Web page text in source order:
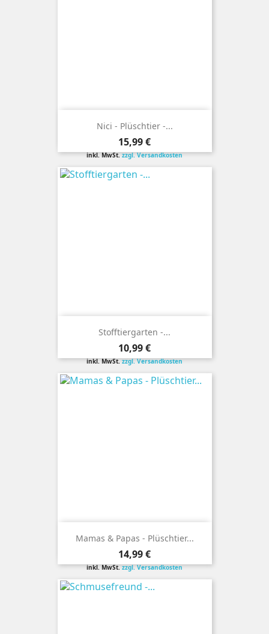
Nici - Plüschtier -...
Preis
15,99 €
inkl. MwSt.zzgl. Versandkosten
Stofftiergarten -...
Preis
10,99 €
inkl. MwSt.zzgl. Versandkosten
Mamas & Papas - Plüschtier...
Preis
14,99 €
inkl. MwSt.zzgl. Versandkosten